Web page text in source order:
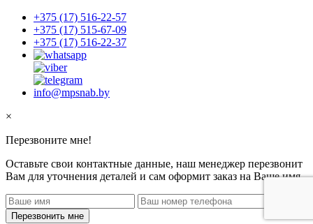
+375 (17) 516-22-57
+375 (17) 515-67-09
+375 (17) 516-22-37
info@mpsnab.by
×
Перезвоните мне!
Оставьте свои контактные данные, наш менеджер перезвонит
Вам для уточнения деталей и сам оформит заказ на Ваше имя
Перезвонить мне